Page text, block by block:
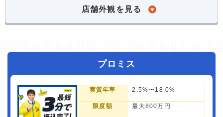
店舗外観を見る
プロミス
実質年率 2.5%〜18.0%
限度額 最大800万円